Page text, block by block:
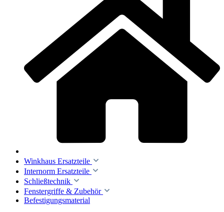
Winkhaus Ersatzteile
Internorm Ersatzteile
Schließtechnik
Fenstergriffe & Zubehör
Befestigungsmaterial